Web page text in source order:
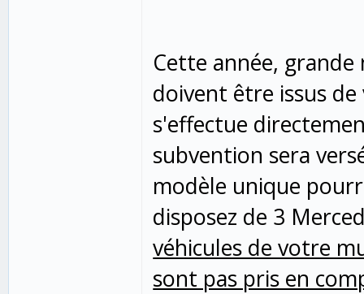
Cette année,
doivent être issus
s'effectue
subvention sera
modèle unique
disposez de 3
véhicules de votre
sont pas pris en